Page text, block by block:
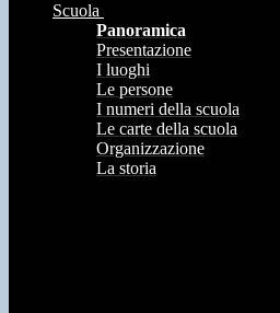
Scuola
Panoramica
Presentazione
I luoghi
Le persone
I numeri della scuola
Le carte della scuola
Organizzazione
La storia